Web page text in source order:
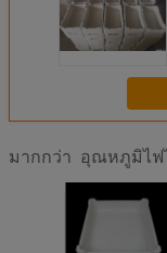
มากกว่า อุณหภูมิไฟ